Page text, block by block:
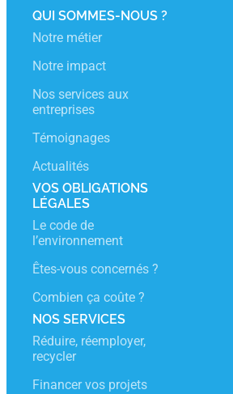
QUI SOMMES-NOUS ?
Notre métier
Notre impact
Nos services aux
entreprises
Témoignages
Actualités
VOS OBLIGATIONS
LÉGALES
Le code de
l’environnement
Êtes-vous concernés ?
Combien ça coûte ?
NOS SERVICES
Réduire, réemployer,
recycler
Financer vos projets